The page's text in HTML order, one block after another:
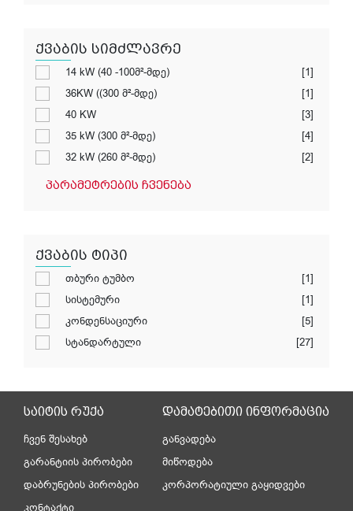
ქვაბის სიმძლავრე
14 kW (40 -100მ²-მდე)
[1]
36KW ((300 მ²-მდე)
[1]
40 KW
[3]
35 kW (300 მ²-მდე)
[4]
32 kW (260 მ²-მდე)
[2]
პარამეტრების ჩვენება
ქვაბის ტიპი
თბური ტუმბო
[1]
სისტემური
[1]
კონდენსაციური
[5]
სტანდარტული
[27]
საიტის რუქა
ჩვენ შესახებ
გარანტიის პირობები
დაბრუნების პირობები
კონტაქტი
დამატებითი ინფორმაცია
განვადება
მიწოდება
კორპორატიული გაყიდვები